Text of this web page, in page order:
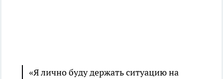
«Я лично буду держать ситуацию на